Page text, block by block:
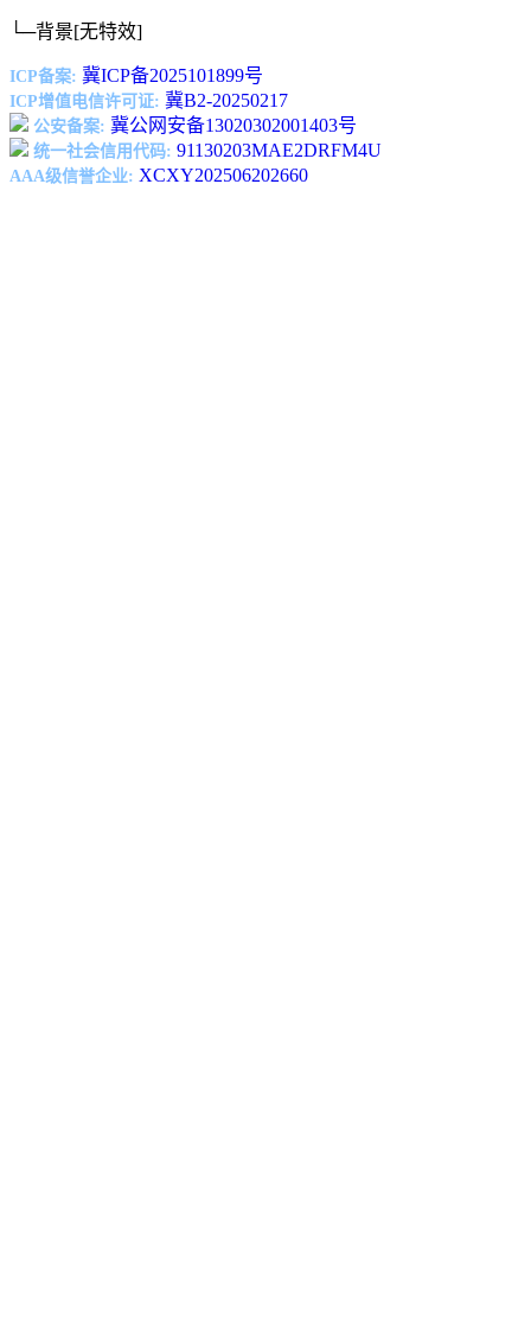
└─背景[无特效]
ICP备案: 冀ICP备2025101899号
ICP增值电信许可证: 冀B2-20250217
公安备案: 冀公网安备13020302001403号
统一社会信用代码: 91130203MAE2DRFM4U
AAA级信誉企业: XCXY202506202660